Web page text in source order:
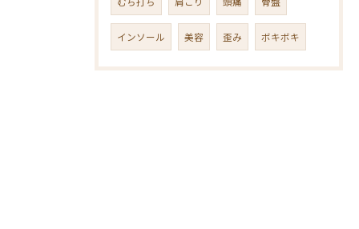
インソール 美容 歪み ボキボキ